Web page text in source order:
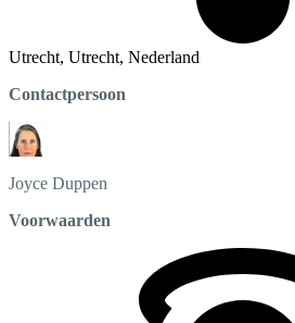
Utrecht, Utrecht, Nederland
Contactpersoon
Joyce Duppen
Voorwaarden